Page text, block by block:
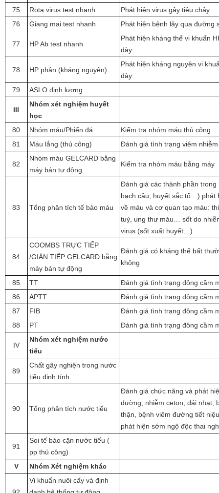
75
Rota virus test nhanh
Phát hiện virus gây tiêu chảy
76
Giang mai test nhanh Phát hiện bệnh lây qua đường
77 HP Ab test nhanh
Phát hiện kháng thể vi khuẩn
dày
78 HP phân (kháng nguyên)
Phát hiện kháng nguyên vi
dày
79
ASLO định lượng
III
Nhóm xét nghiệm huyết
học
80
Nhóm máu/Phiến đá
Kiểm tra nhóm máu thủ công
81
Máu lắng (thủ công) Đánh giá tình trạng viêm nhiễm
82
Nhóm máu GELCARD bằng
máy bán tự động
Kiểm tra nhóm máu bằng máy
83 Tổng phân tích tế bào máu
Đánh giá các thành phần trong
bạch cầu, huyết sắc tố…) phát
về máu và cơ quan tạo máu:
tuỷ, ung thư máu… sốt do
virus (sốt xuất huyết…)
84
COOMBS TRỰC TIẾP
/GIÁN TIẾP GELCARD bằng
máy bán tự động
Đánh giá có kháng thể bất
không
85 TT
Đánh giá tình trạng đông cầm
86
APTT
Đánh giá tình trạng đông cầm
87
FIB
Đánh giá tình trạng đông cầm
88
PT Đánh giá tình trạng đông cầm
IV
Nhóm xét nghiệm nước
tiểu
89
Chất gây nghiện trong nước
tiểu định tính
90 Tổng phân tích nước tiểu
Đánh giá chức năng và phát
đường, nhiễm ceton, đái nhạt,
thận, bệnh viêm đường tiết
phát hiện sớm ngộ độc thai
91
Soi tế bào cặn nước tiểu (
pp thủ công)
V
Nhóm Xét nghiệm khác
Vi khuẩn nuôi cấy và định